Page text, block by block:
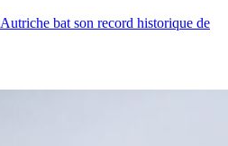
bat son record historique de